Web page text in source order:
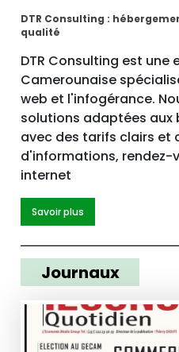
DTR Consulting :
qualité
DTR Consulting est une
Camerounaise
web et l'infogérance.
solutions adaptées aux
avec des tarifs clairs et
d'informations, rendez-
internet
Savoir plus
Journaux